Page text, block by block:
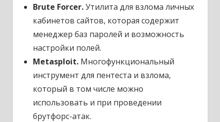
Brute Forcer.Утилита для взлома личных
кабинетов сайтов, которая содержит
менеджер баз паролей и возможность
настройки полей.
Metasploit.Многофункциональный
инструмент для пентеста и взлома,
который в том числе можно
использовать и при проведении
брутфорс-атак.